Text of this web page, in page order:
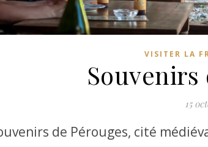
VISITER LA
Souvenirs
15
de Pérouges, cité